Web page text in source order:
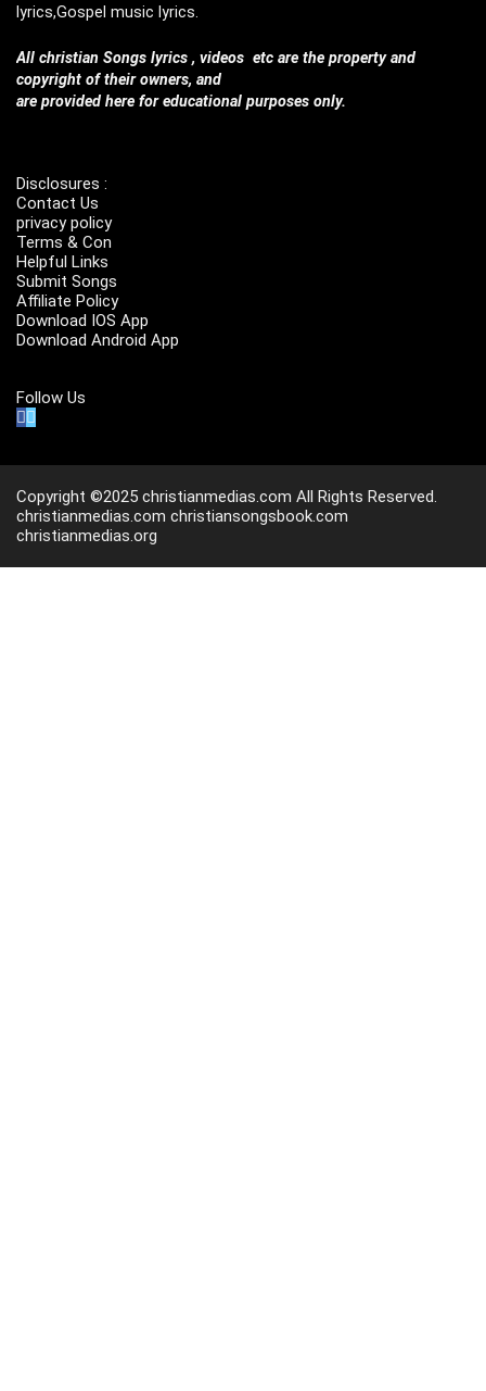
lyrics,Gospel music lyrics.
All christian Songs lyrics , videos etc are the property and
copyright of their owners, and
are provided here for educational purposes only.
Disclosures :
Contact Us
privacy policy
Terms & Con
Helpful Links
Submit Songs
Affiliate Policy
Download IOS App
Download Android App
Follow Us
Copyright ©2025 christianmedias.com All Rights Reserved.
christianmedias.com christiansongsbook.com
christianmedias.org